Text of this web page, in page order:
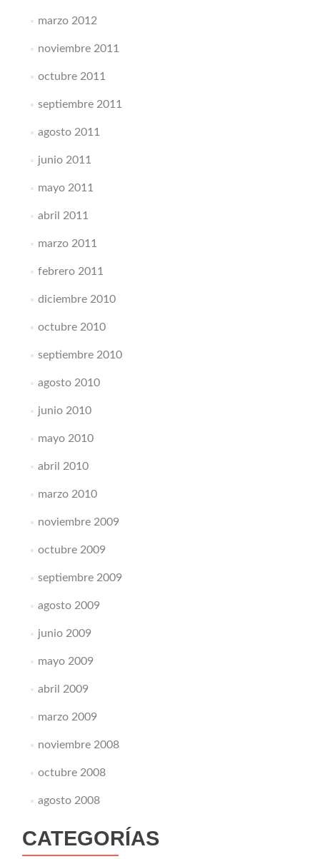
marzo 2012
noviembre 2011
octubre 2011
septiembre 2011
agosto 2011
junio 2011
mayo 2011
abril 2011
marzo 2011
febrero 2011
diciembre 2010
octubre 2010
septiembre 2010
agosto 2010
junio 2010
mayo 2010
abril 2010
marzo 2010
noviembre 2009
octubre 2009
septiembre 2009
agosto 2009
junio 2009
mayo 2009
abril 2009
marzo 2009
noviembre 2008
octubre 2008
agosto 2008
CATEGORÍAS